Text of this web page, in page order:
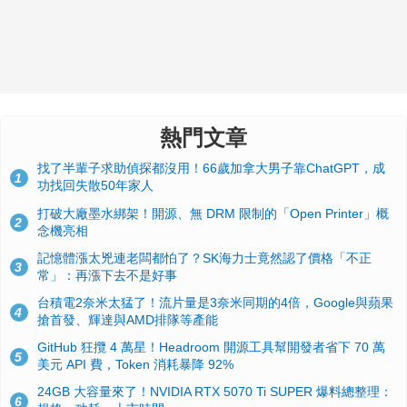
熱門文章
1
找了半輩子求助偵探都沒用！66歲加拿大男子靠ChatGPT，成
功找回失散50年家人
2
打破大廠墨水綁架！開源、無 DRM 限制的「Open Printer」概
念機亮相
3
記憶體漲太兇連老闆都怕了？SK海力士竟然認了價格「不正
常」：再漲下去不是好事
4
台積電2奈米太猛了！流片量是3奈米同期的4倍，Google與蘋果
搶首發、輝達與AMD排隊等產能
5
GitHub 狂攬 4 萬星！Headroom 開源工具幫開發者省下 70 萬
美元 API 費，Token 消耗暴降 92%
6
24GB 大容量來了！NVIDIA RTX 5070 Ti SUPER 爆料總整理：